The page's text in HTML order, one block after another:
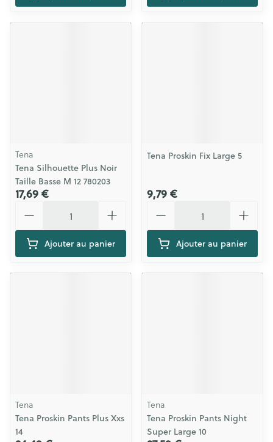
Tena
Tena Silhouette Plus Noir
Taille Basse M 12 780203
17,69 €
Ajouter au panier
Tena Proskin Fix Large 5
9,79 €
Ajouter au panier
Tena
Tena Proskin Pants Plus Xxs
14
Tena
Tena Proskin Pants Night
Super Large 10